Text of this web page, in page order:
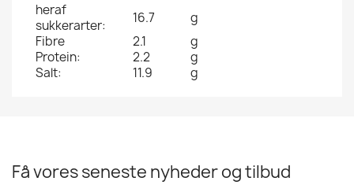
heraf
sukkerarter:
16.7
g
Fibre
2.1
g
Protein:
2.2
g
Salt:
11.9 g
Få vores seneste nyheder og tilbud